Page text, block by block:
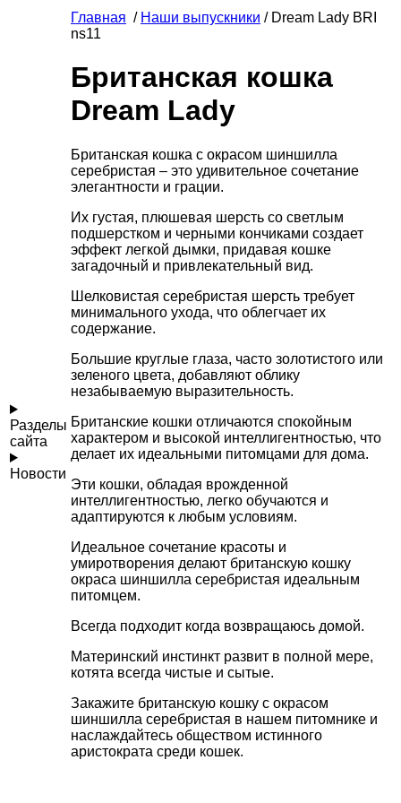
Разделы
сайта
Новости
Главная / Наши выпускники / Dream Lady BRI
ns11
Британская кошка
Dream Lady
Британская кошка с окрасом шиншилла
серебристая – это удивительное сочетание
элегантности и грации.
Их густая, плюшевая шерсть со светлым
подшерстком и черными кончиками создает
эффект легкой дымки, придавая кошке
загадочный и привлекательный вид.
Шелковистая серебристая шерсть требует
минимального ухода, что облегчает их
содержание.
Большие круглые глаза, часто золотистого или
зеленого цвета, добавляют облику
незабываемую выразительность.
Британские кошки отличаются спокойным
характером и высокой интеллигентностью, что
делает их идеальными питомцами для дома.
Эти кошки, обладая врожденной
интеллигентностью, легко обучаются и
адаптируются к любым условиям.
Идеальное сочетание красоты и
умиротворения делают британскую кошку
окраса шиншилла серебристая идеальным
питомцем.
Всегда подходит когда возвращаюсь домой.
Материнский инстинкт развит в полной мере,
котята всегда чистые и сытые.
Закажите британскую кошку с окрасом
шиншилла серебристая в нашем питомнике и
наслаждайтесь обществом истинного
аристократа среди кошек.